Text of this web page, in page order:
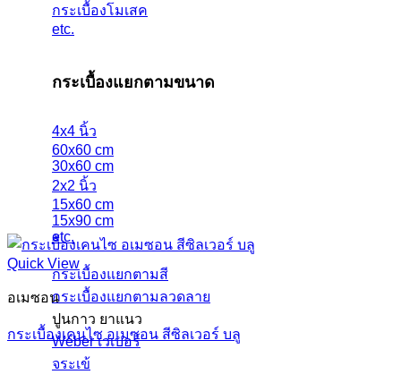
กระเบื้องโมเสค
etc.
กระเบื้องแยกตามขนาด
4x4 นิ้ว
60x60 cm
30x60 cm
2x2 นิ้ว
15x60 cm
15x90 cm
etc.
กระเบื้องแยกตามสี
กระเบื้องแยกตามลวดลาย
ปูนกาว ยาแนว
Weber เวเบอร์
จระเข้
Quick View
อเมซอน
กระเบื้องเคนไซ อเมซอน สีซิลเวอร์ บลู